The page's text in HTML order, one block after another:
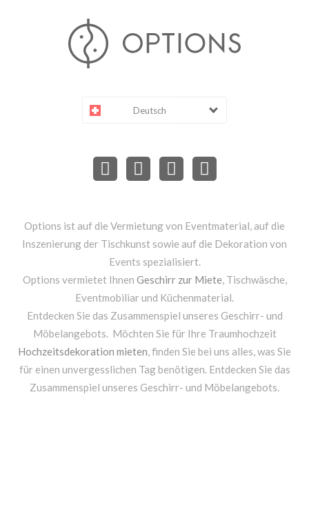
Deutsch
Options ist auf die Vermietung von Eventmaterial, auf die
Inszenierung der Tischkunst sowie auf die Dekoration von
Events spezialisiert.
Options vermietet Ihnen Geschirr zur Miete, Tischwäsche,
Eventmobiliar und Küchenmaterial.
Entdecken Sie das Zusammenspiel unseres Geschirr- und
Möbelangebots. Möchten Sie für Ihre Traumhochzeit
Hochzeitsdekoration mieten, finden Sie bei uns alles, was Sie
für einen unvergesslichen Tag benötigen. Entdecken Sie das
Zusammenspiel unseres Geschirr- und Möbelangebots.